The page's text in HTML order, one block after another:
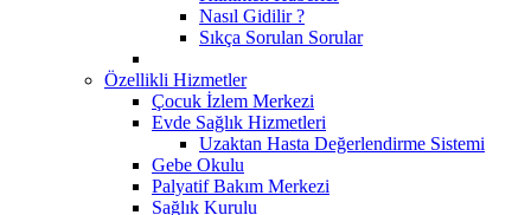
Nasıl Gidilir ?
Sıkça Sorulan Sorular
Özellikli Hizmetler
Çocuk İzlem Merkezi
Evde Sağlık Hizmetleri
Uzaktan Hasta Değerlendirme Sistemi
Gebe Okulu
Palyatif Bakım Merkezi
Sağlık Kurulu